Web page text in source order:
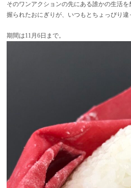
そのワンアクションの先にある誰かの生活を
握られたおにぎりが、いつもとちょっぴり違
期間は11月6日まで。